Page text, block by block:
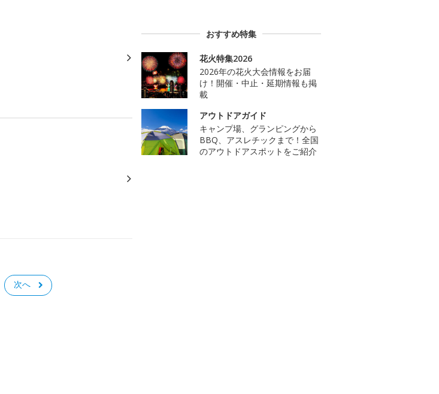
次へ
おすすめ特集
花火特集2026
2026年の花火大会情報をお届
け！開催・中止・延期情報も掲
載
アウトドアガイド
キャンプ場、グランピングから
BBQ、アスレチックまで！全国
のアウトドアスポットをご紹介